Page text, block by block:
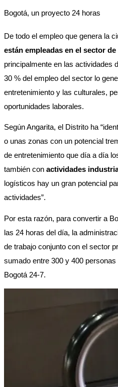
Bogotá, un proyecto 24 horas
De todo el empleo que genera la
principalmente en las actividades
30 % del empleo del sector lo
entretenimiento y las culturales,
oportunidades laborales.
Según Angarita, el Distrito ha
o unas zonas con un potencial
de entretenimiento que día a día
también con actividades
logísticos hay un gran potencial
actividades”.
Por esta razón, para convertir a
las 24 horas del día, la
de trabajo conjunto con el sector
sumado entre 300 y 400
Bogotá 24-7.